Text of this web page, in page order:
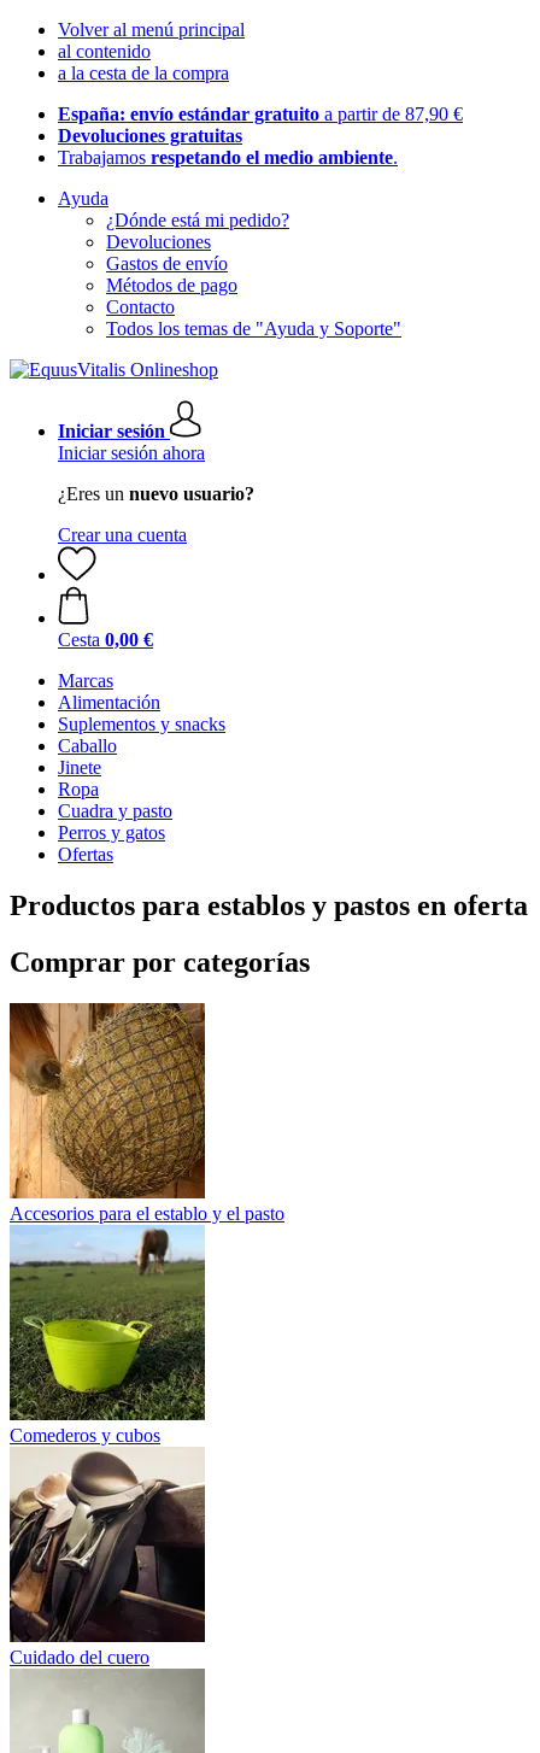
Volver al menú principal
al contenido
a la cesta de la compra
España: envío estándar gratuito a partir de 87,90 €
Devoluciones gratuitas
Trabajamos respetando el medio ambiente.
Ayuda
¿Dónde está mi pedido?
Devoluciones
Gastos de envío
Métodos de pago
Contacto
Todos los temas de "Ayuda y Soporte"
Iniciar sesión
Iniciar sesión ahora
¿Eres un nuevo usuario?
Crear una cuenta
Cesta 0,00 €
Marcas
Alimentación
Suplementos y snacks
Caballo
Jinete
Ropa
Cuadra y pasto
Perros y gatos
Ofertas
Productos para establos y pastos en oferta
Comprar por categorías
Accesorios para el establo y el pasto
Comederos y cubos
Cuidado del cuero